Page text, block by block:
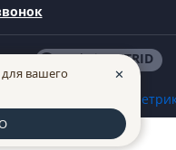
made inINTRID
вашего
✕